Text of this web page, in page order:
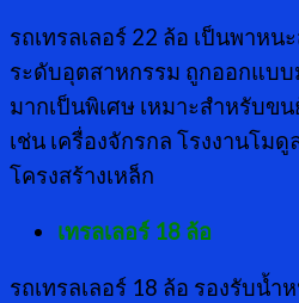
รถเทรลเลอร์ 22 ล้อ เป็นพาห
ระดับอุตสาหกรรม ถูกออกแบบ
มากเป็นพิเศษ เหมาะสำหรับข
เช่น เครื่องจักรกล โรงงานโม
โครงสร้างเหล็ก
เทรลเลอร์ 18 ล้อ
รถเทรลเลอร์ 18 ล้อ รองรับน้